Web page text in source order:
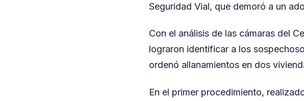
Seguridad Vial, que demoró a un
Con el análisis de las cámaras del
lograron identificar a los
ordenó allanamientos en dos
En el primer procedimiento,